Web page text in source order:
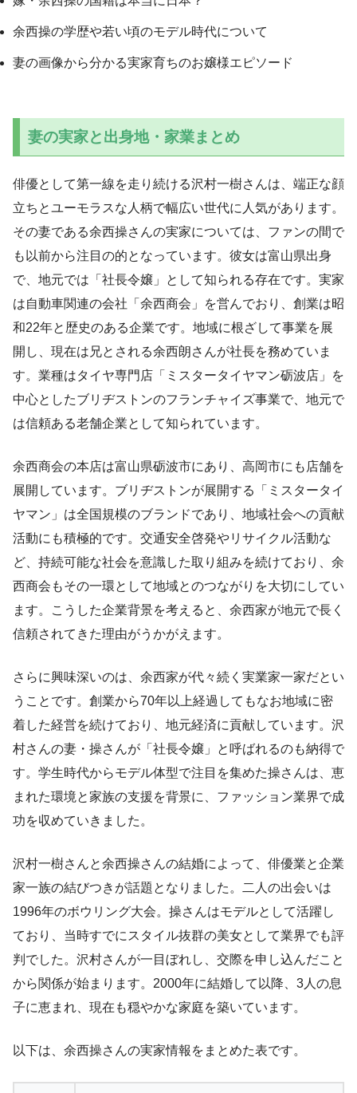
余西操の学歴や若い頃のモデル時代について
妻の画像から分かる実家育ちのお嬢様エピソード
妻の実家と出身地・家業まとめ
俳優として第一線を走り続ける沢村一樹さんは、端正な顔
立ちとユーモラスな人柄で幅広い世代に人気があります。
その妻である余西操さんの実家については、ファンの間で
も以前から注目の的となっています。彼女は富山県出身
で、地元では「社長令嬢」として知られる存在です。実家
は自動車関連の会社「余西商会」を営んでおり、創業は昭
和22年と歴史のある企業です。地域に根ざして事業を展
開し、現在は兄とされる余西朗さんが社長を務めていま
す。業種はタイヤ専門店「ミスタータイヤマン砺波店」を
中心としたブリヂストンのフランチャイズ事業で、地元で
は信頼ある老舗企業として知られています。
余西商会の本店は富山県砺波市にあり、高岡市にも店舗を
展開しています。ブリヂストンが展開する「ミスタータイ
ヤマン」は全国規模のブランドであり、地域社会への貢献
活動にも積極的です。交通安全啓発やリサイクル活動な
ど、持続可能な社会を意識した取り組みを続けており、余
西商会もその一環として地域とのつながりを大切にしてい
ます。こうした企業背景を考えると、余西家が地元で長く
信頼されてきた理由がうかがえます。
さらに興味深いのは、余西家が代々続く実業家一家だとい
うことです。創業から70年以上経過してもなお地域に密
着した経営を続けており、地元経済に貢献しています。沢
村さんの妻・操さんが「社長令嬢」と呼ばれるのも納得で
す。学生時代からモデル体型で注目を集めた操さんは、恵
まれた環境と家族の支援を背景に、ファッション業界で成
功を収めていきました。
沢村一樹さんと余西操さんの結婚によって、俳優業と企業
家一族の結びつきが話題となりました。二人の出会いは
1996年のボウリング大会。操さんはモデルとして活躍し
ており、当時すでにスタイル抜群の美女として業界でも評
判でした。沢村さんが一目ぼれし、交際を申し込んだこと
から関係が始まります。2000年に結婚して以降、3人の息
子に恵まれ、現在も穏やかな家庭を築いています。
以下は、余西操さんの実家情報をまとめた表です。